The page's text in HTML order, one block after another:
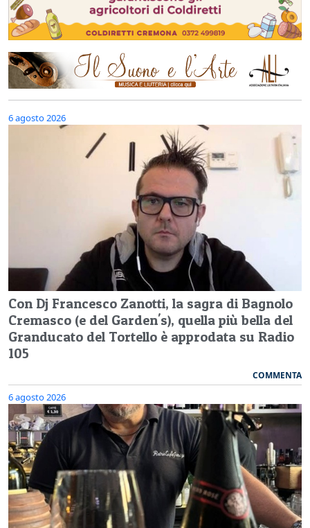
6 agosto 2026
Con Dj Francesco Zanotti, la sagra di Bagnolo
Cremasco (e del Garden's), quella più bella del
Granducato del Tortello è approdata su Radio
105
COMMENTA
6 agosto 2026